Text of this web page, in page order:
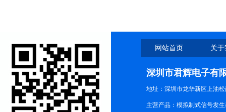
网站首页 关
深圳市君辉电子有
地址：深圳市龙华新区上油松
主营产品：模拟制式信号发